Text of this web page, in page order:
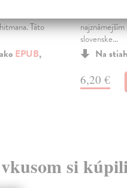
Táto
EPUB,
slovenske...
Na
6,20 €
si